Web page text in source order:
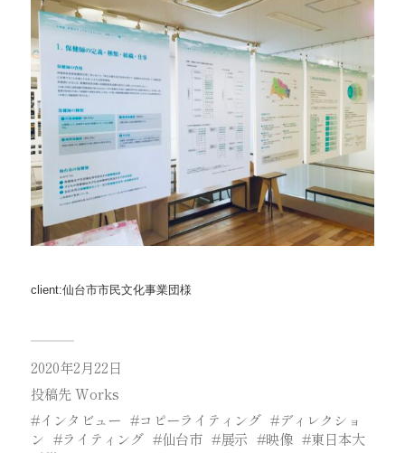
client:仙台市市民文化事業団様
2020年2月22日
投稿先Works
インタビュー
コピーライティング
ディレクショ
ン
ライティング 仙台市 展示 映像
東日本大